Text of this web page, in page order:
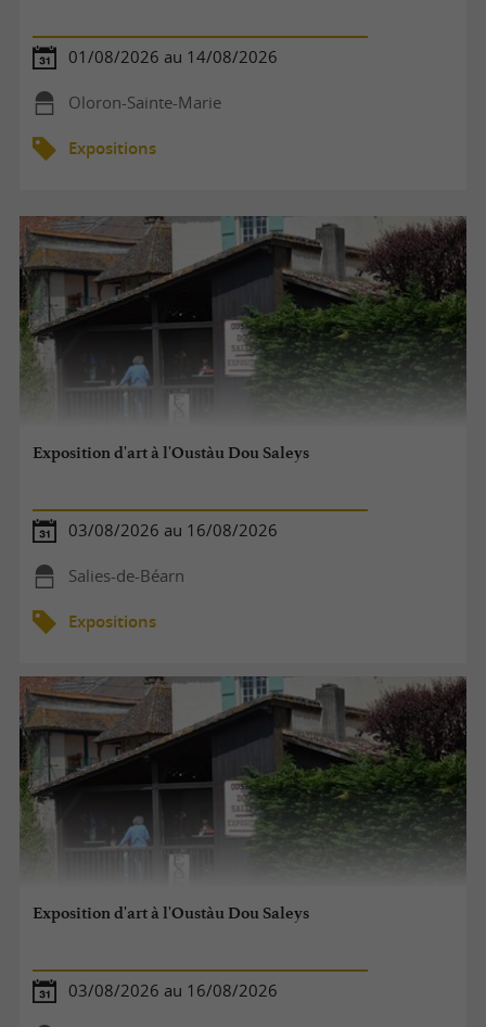
01/08/2026 au 14/08/2026
Oloron-Sainte-Marie
Expositions
Exposition d'art à l'Oustàu Dou Saleys
03/08/2026 au 16/08/2026
Salies-de-Béarn
Expositions
Exposition d'art à l'Oustàu Dou Saleys
03/08/2026 au 16/08/2026